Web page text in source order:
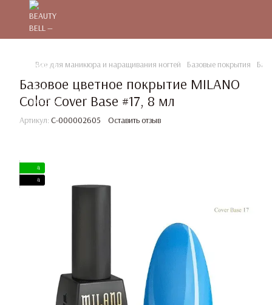
Все для маникюра и наращивания ногтей Базовые покрытия
Базовое цветное покрытие MILANO
Color Cover Base #17, 8 мл
Артикул: C-000002605 Оставить отзыв
4
4